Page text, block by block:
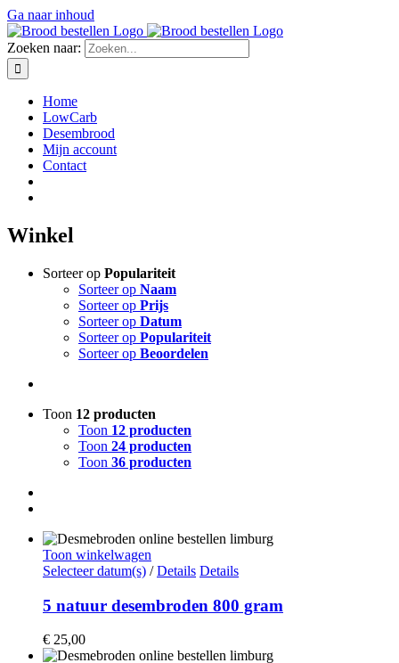
Ga naar inhoud
Zoeken naar:
Home
LowCarb
Desembrood
Mijn account
Contact
Winkel
Sorteer op Populariteit
Sorteer op Naam
Sorteer op Prijs
Sorteer op Datum
Sorteer op Populariteit
Sorteer op Beoordelen
Toon 12 producten
Toon 12 producten
Toon 24 producten
Toon 36 producten
Toon winkelwagen
Selecteer datum(s) / Details Details
5 natuur desembroden 800 gram
€ 25,00